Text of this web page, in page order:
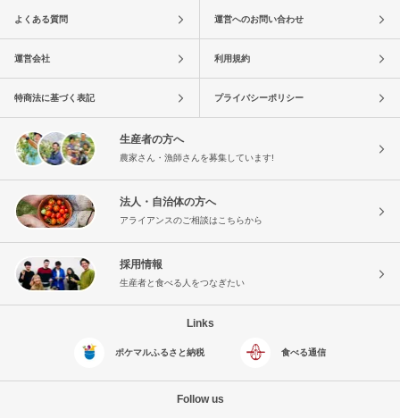
よくある質問 運営へのお問い合わせ
運営会社 利用規約
特商法に基づく表記 プライバシーポリシー
生産者の方へ
農家さん・漁師さんを募集しています!
法人・自治体の方へ
アライアンスのご相談はこちらから
採用情報
生産者と食べる人をつなぎたい
Links
ポケマルふるさと納税 食べる通信
Follow us